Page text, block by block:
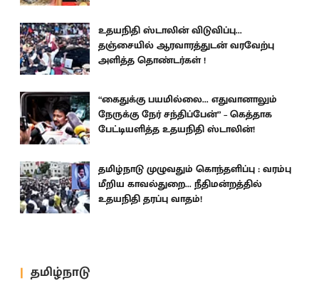
உதயநிதி ஸ்டாலின் விடுவிப்பு...
தஞ்சையில் ஆரவாரத்துடன் வரவேற்பு
அளித்த தொண்டர்கள் !
“கைதுக்கு பயமில்லை... எதுவானாலும்
நேருக்கு நேர் சந்திப்பேன்” – கெத்தாக
பேட்டியளித்த உதயநிதி ஸ்டாலின்!
தமிழ்நாடு முழுவதும் கொந்தளிப்பு : வரம்பு
மீறிய காவல்துறை... நீதிமன்றத்தில்
உதயநிதி தரப்பு வாதம்!
தமிழ்நாடு